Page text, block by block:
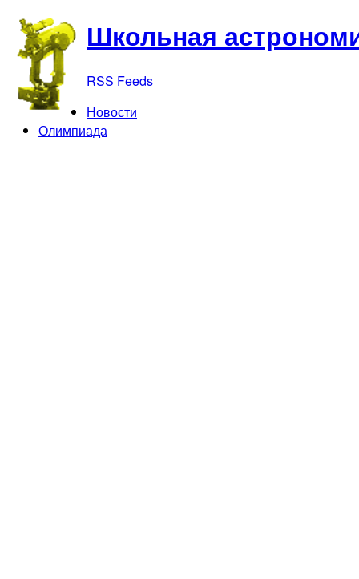
Школьная
RSS Feeds
Новости
Олимпиада